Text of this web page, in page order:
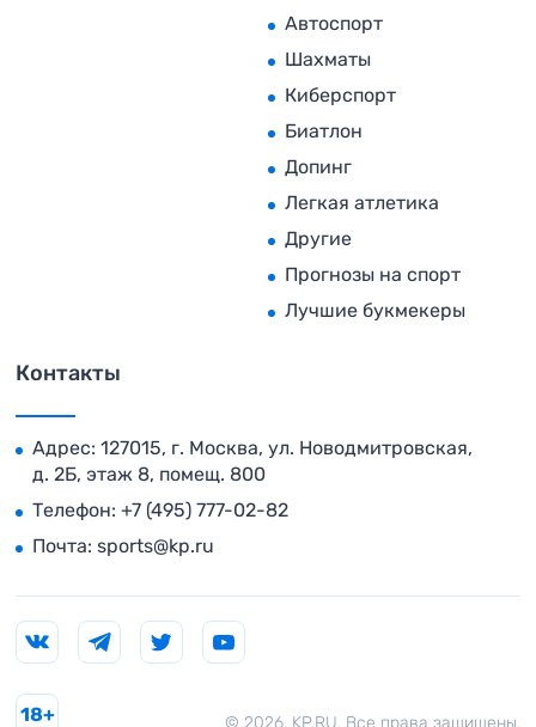
Автоспорт
Шахматы
Киберспорт
Биатлон
Допинг
Легкая атлетика
Другие
Прогнозы на спорт
Лучшие букмекеры
Контакты
Адрес: 127015, г. Москва, ул. Новодмитровская,
д. 2Б, этаж 8, помещ. 800
Телефон: +7 (495) 777-02-82
Почта: sports@kp.ru
18+